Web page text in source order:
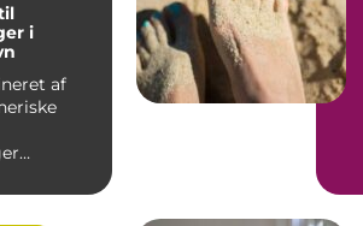
i
af
i K&osl...